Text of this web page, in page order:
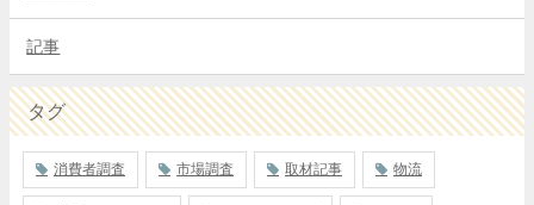
記事
タグ
消費者調査 市場調査 取材記事 物流